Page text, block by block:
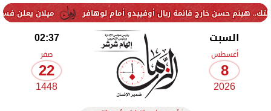
ميلان يعلن فسخ عقد خارج قائمة ريال أوفييدو أمام لوهافر
السبت
أغسطس
8
2026
02:37
صفر
22
1448